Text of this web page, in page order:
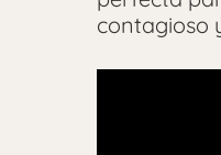
contagioso